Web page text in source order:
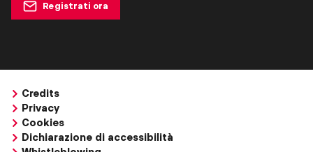
Registrati ora
Credits
Privacy
Cookies
Dichiarazione di accessibilità